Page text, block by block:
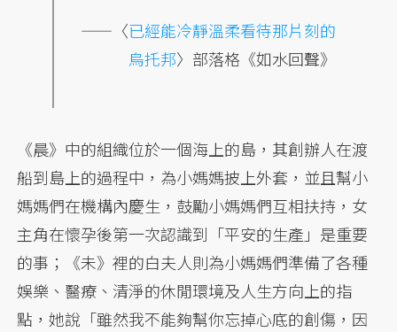
——〈已經能冷靜溫柔看待那片刻的
烏托邦〉部落格《如水回聲》
《晨》中的組織位於一個海上的島，其創辦人在渡
船到島上的過程中，為小媽媽披上外套，並且幫小
媽媽們在機構內慶生，鼓勵小媽媽們互相扶持，女
主角在懷孕後第一次認識到「平安的生產」是重要
的事；《未》裡的白夫人則為小媽媽們準備了各種
娛樂、醫療、清淨的休閒環境及人生方向上的指
點，她說「雖然我不能夠幫你忘掉心底的創傷，因